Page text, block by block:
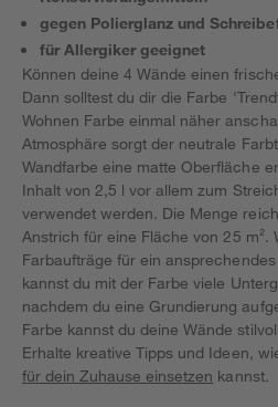
gegen Polierglanz und
für Allergiker geeignet
Können deine 4 Wände einen
Dann solltest du dir die Farbe
Wohnen Farbe einmal näher
Atmosphäre sorgt der neutrale
Wandfarbe eine matte Oberfläche
Inhalt von 2,5 l vor allem zum
verwendet werden. Die Menge
Anstrich für eine Fläche von 25 m².
Farbaufträge für ein
kannst du mit der Farbe viele
nachdem du eine Grundierung
Farbe kannst du deine Wände
Erhalte kreative Tipps und Ideen,
für dein Zuhause einsetzen kannst.